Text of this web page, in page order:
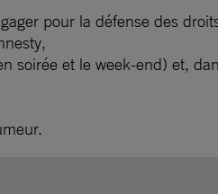
pour la défense des
soirée et le week-end) et,